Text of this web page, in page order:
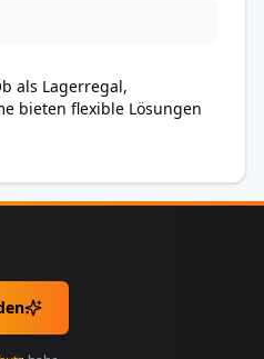
als Lagerregal,
bieten flexible Lösungen